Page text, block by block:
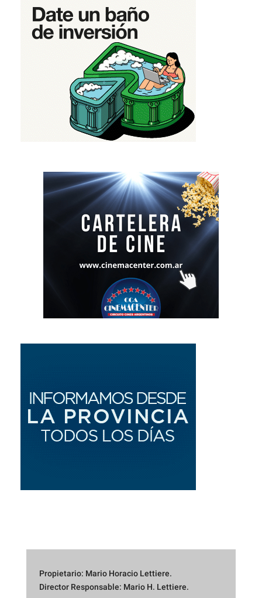
Propietario: Mario Horacio Lettiere.
Director Responsable: Mario H. Lettiere.